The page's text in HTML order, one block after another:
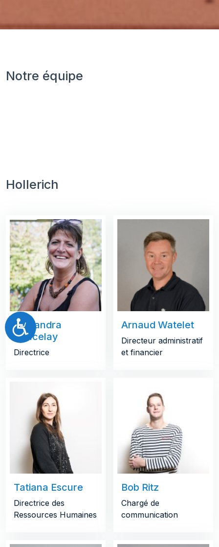
Accessibilité
Notre équipe
Hollerich
Alexandra
Oxacelay
Directrice
Arnaud Watelet
Directeur administratif
et financier
Tatiana Escure
Directrice des
Ressources Humaines
Bob Ritz
Chargé de
communication